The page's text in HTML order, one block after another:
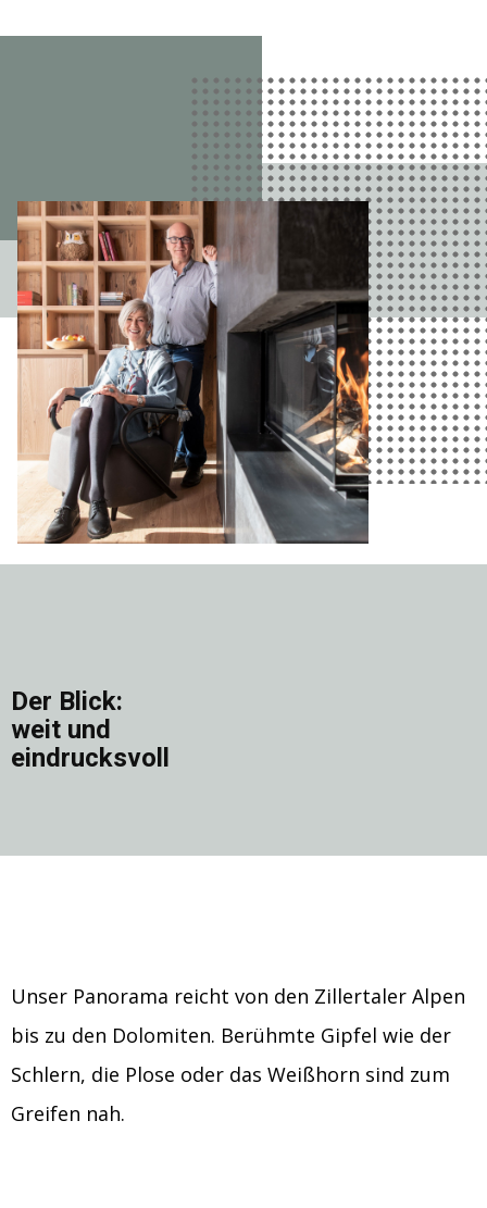
Der Blick:
weit und
eindrucksvoll
Unser Panorama reicht von den Zillertaler Alpen
bis zu den Dolomiten. Berühmte Gipfel wie der
Schlern, die Plose oder das Weißhorn sind zum
Greifen nah.